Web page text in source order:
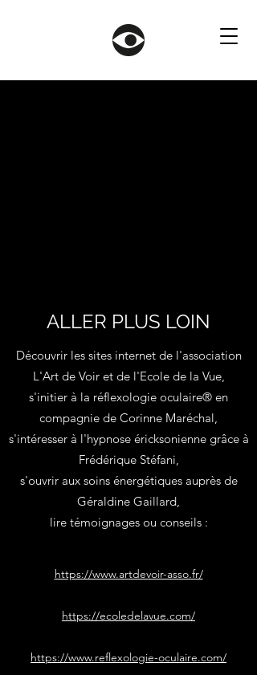
ALLER PLUS LOIN
Découvrir les sites internet de l'association
L'Art de Voir et de l'Ecole de la Vue,
s'initier à la réflexologie oculaire® en
compagnie de Corinne Maréchal,
s'intéresser à l'hypnose éricksonienne grâce à
Frédérique Stéfani,
s'ouvrir aux soins énergétiques auprès de
Géraldine Gaillard,
lire témoignages ou conseils :
https://www.artdevoir-asso.fr/
https://ecoledelavue.com/
https://www.reflexologie-oculaire.com/